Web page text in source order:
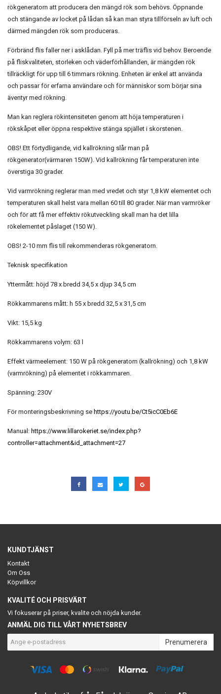
rökgeneratorn att producera den mängd rök som behövs. Öppnande
och stängande av locket på lådan så kan man styra tillförseln av luft och
därmed mängden rök som produceras.
Förbränd flis faller ner i asklådan. Fyll på mer träflis vid behov. Beroende
på fliskvaliteten, storleken och väderförhållanden, är mängden rök
tillräckligt för upp till 6 timmars rökning. Enheten är enkel att använda
och passar för erfarna användare och för människor som börjar sina
äventyr med rökning.
Man kan reglera rökintensiteten genom att höja temperaturen i
rökskåpet eller öppna respektive stänga spjället i skorstenen.
OBS! Ett förtydligande, vid kallrökning slår man på
rökgenerator(värmaren 150W). Vid kallrökning får temperaturen inte
överstiga 30 grader.
Vid varmrökning reglerar man med vredet och styr 1,8 kW elementet och
temperaturen skall helst vara mellan 60 till 80 grader. När man varmröker
och för att få mer effektiv rökutveckling skall man ha det lilla
rökelementet påslaget (150 W).
OBS! 2-10 mm flis till rekommenderas rökgeneratorn.
Teknisk specifikation
Yttermått: höjd 78 x bredd 34,5 x djup 34,5 cm
Rökkammarens mått: h 55 x bredd 32,5 x 31,5 cm
Vikt: 15,5 kg
Rökkammarens volym: 63 l
Effekt värmeelement: 150 W på rökgeneratorn (kallrökning) och 1,8 kW
(varmrökning) på elementet i rökkammaren.
Spänning: 230V
För monteringsbeskrivning se https://youtu.be/Ct5icC0Eb6E
Manual: https://www.lillarokeriet.se/index.php?
controller=attachment&id_attachment=27
KUNDTJÄNST
Kontakt
Om Oss
Köpvillkor
KVALITÉ OCH PRISVÄRT
Vi fokuserar på priser, kvalite och nöjda kunder.
ANMÄL DIG TILL VÅRT NYHETSBREV
Prenumerera